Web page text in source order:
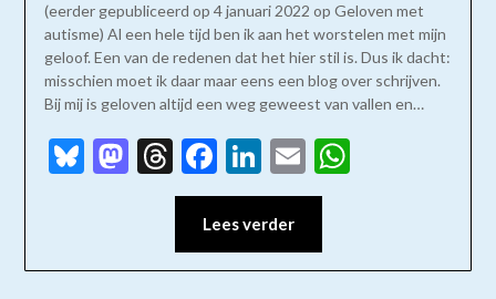
(eerder gepubliceerd op 4 januari 2022 op Geloven met
autisme) Al een hele tijd ben ik aan het worstelen met mijn
geloof. Een van de redenen dat het hier stil is. Dus ik dacht:
misschien moet ik daar maar eens een blog over schrijven.
Bij mij is geloven altijd een weg geweest van vallen en…
Bluesky
Mastodon
Threads
Facebook
LinkedIn
Email
Lees verder